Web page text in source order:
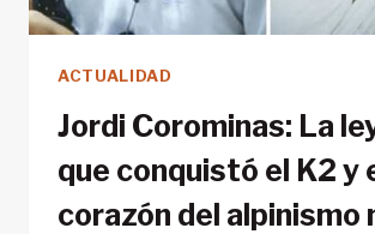
ACTUALIDAD
Jordi Corominas: La
que conquistó el K2 y
corazón del alpinismo